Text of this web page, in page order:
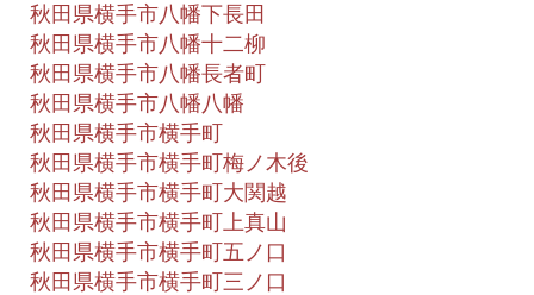
秋田県横手市八幡下長田
秋田県横手市八幡十二柳
秋田県横手市八幡長者町
秋田県横手市八幡八幡
秋田県横手市横手町
秋田県横手市横手町梅ノ木後
秋田県横手市横手町大関越
秋田県横手市横手町上真山
秋田県横手市横手町五ノ口
秋田県横手市横手町三ノ口